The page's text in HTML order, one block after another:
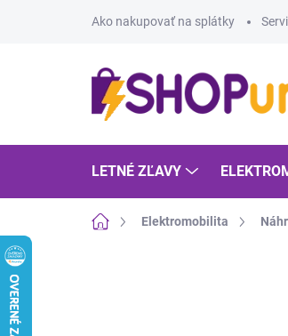
Ako nakupovať na splátky
LETNÉ ZĽAVY
DomovElektromobilita